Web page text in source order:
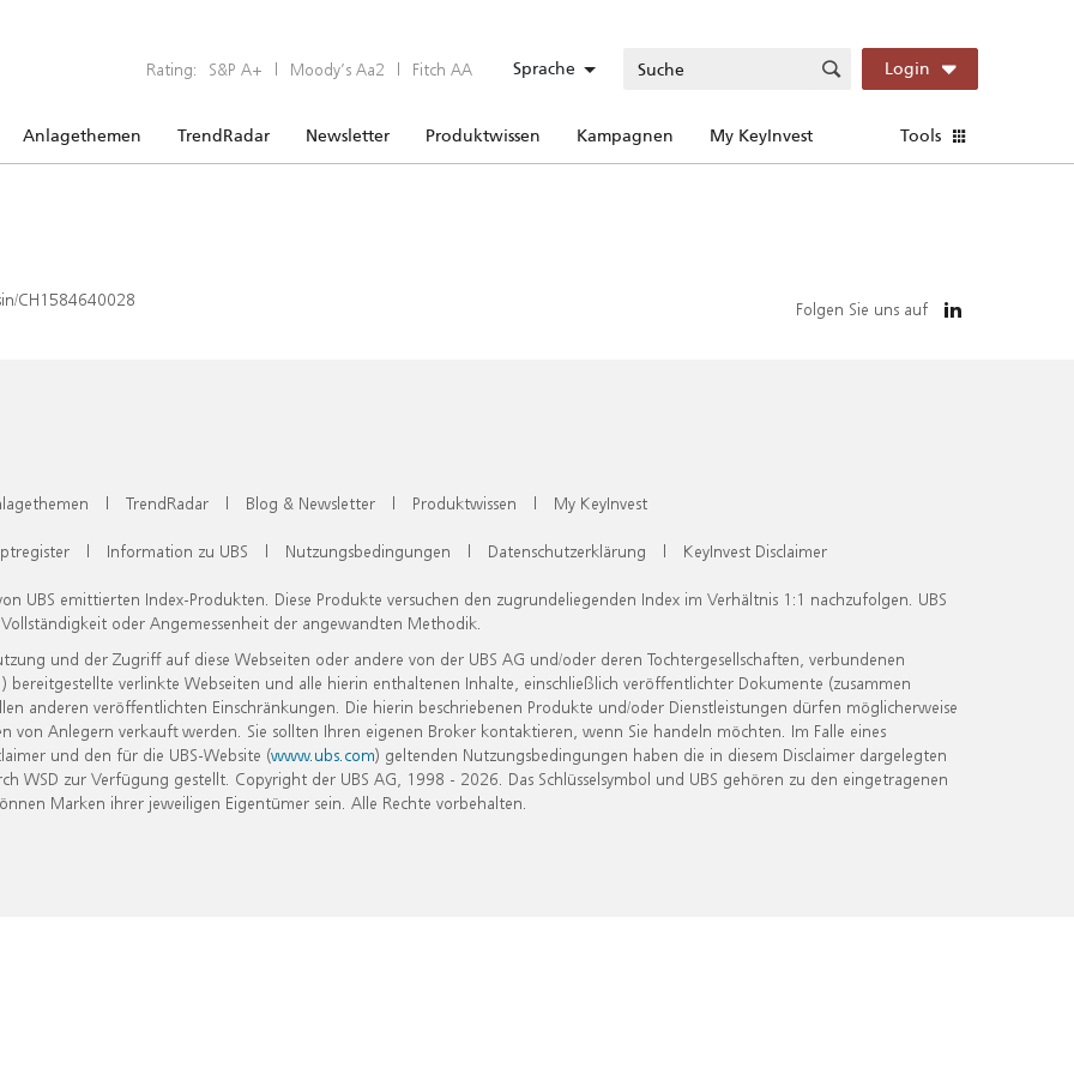
Rating: S&P A+ | Moody’s Aa2 | Fitch AA Sprache Login
Anlagethemen TrendRadar Newsletter Produktwissen Kampagnen My KeyInvest Tools
CH1584640028 Folgen Sie uns auf
| TrendRadar | Blog & Newsletter | Produktwissen | My KeyInvest
| Information zu UBS | Nutzungsbedingungen | Datenschutzerklärung | KeyInvest Disclaimer
UBS emittierten Index-Produkten. Diese Produkte versuchen den zugrundeliegenden Index im Verhältnis 1:1 nachzufolgen. UBS
oder Angemessenheit der angewandten Methodik.
und der Zugriff auf diese Webseiten oder andere von der UBS AG und/oder deren Tochtergesellschaften, verbundenen
verlinkte Webseiten und alle hierin enthaltenen Inhalte, einschließlich veröffentlichter Dokumente (zusammen
anderen veröffentlichten Einschränkungen. Die hierin beschriebenen Produkte und/oder Dienstleistungen dürfen möglicherweise
Anlegern verkauft werden. Sie sollten Ihren eigenen Broker kontaktieren, wenn Sie handeln möchten. Im Falle eines
und den für die UBS-Website (www.ubs.com) geltenden Nutzungsbedingungen haben die in diesem Disclaimer dargelegten
zur Verfügung gestellt. Copyright der UBS AG, 1998 - 2026. Das Schlüsselsymbol und UBS gehören zu den eingetragenen
Marken ihrer jeweiligen Eigentümer sein. Alle Rechte vorbehalten.